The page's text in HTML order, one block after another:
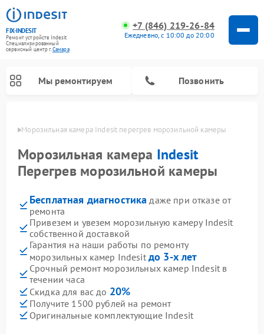
FIX-INDESIT
Ремонт устройств Indesit
Специализированный
cервисный центр г.Самара
+7 (846) 219-26-84
Ежедневно, с 10:00 до 20:00
Мы ремонтируем Позвонить
Морозильная камера Indesit перегрев морозильной камеры
Морозильная камера Indesit
Перегрев морозильной камеры
Бесплатная диагностика даже при отказе от
ремонта
Привезем и увезем морозильную камеру Indesit
собственной доставкой
Гарантия на наши работы по ремонту
морозильных камер Indesit до 3-х лет
Срочный ремонт морозильных камер Indesit в
течении часа
Скидка для вас до 20%
Получите 1500 рублей на ремонт
Оригинальные комплектующие Indesit